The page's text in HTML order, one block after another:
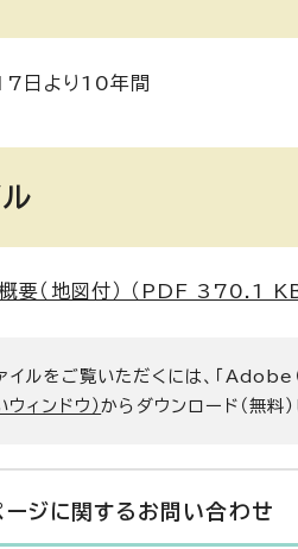
日より10年間
要（地図付） （PDF 370.1 KB
イルをご覧いただくには、「Adobe
ウィンドウ）からダウンロード（無料
ージに関する お問い合わせ